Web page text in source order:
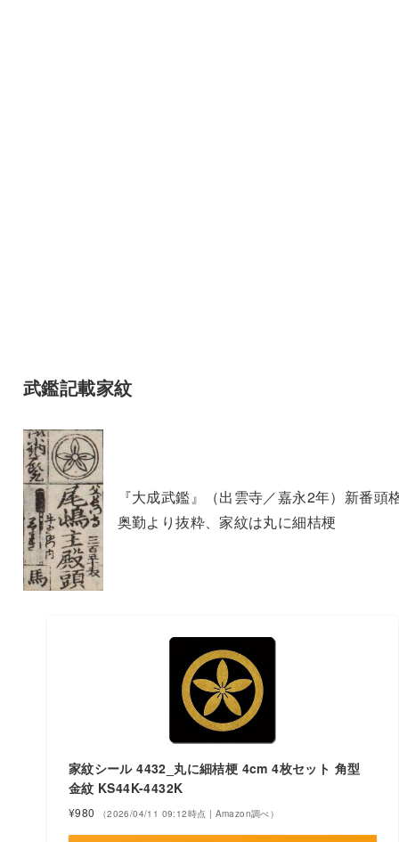
武鑑記載家紋
『大成武鑑』（出雲寺／嘉永2年）新番頭
奥勤より抜粋、家紋は丸に細桔梗
家紋シール 4432_丸に細桔梗 4cm 4枚セット 角型
金紋 KS44K-4432K
¥980 （2026/04/11 09:12時点 | Amazon調べ）